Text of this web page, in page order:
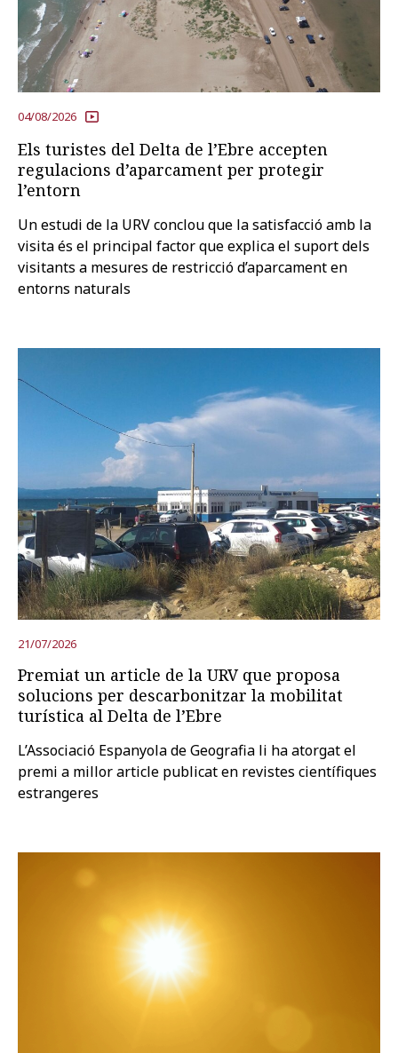
Prova la cerca avançada
Subscriu-te als butlletins de la URV
CATALÀ ESPAÑOL ENGLISH
04/08/2026
Els turistes del Delta de l’Ebre accepten
regulacions d’aparcament per protegir
l’entorn
Un estudi de la URV conclou que la satisfacció amb la
visita és el principal factor que explica el suport dels
visitants a mesures de restricció d’aparcament en
entorns naturals
21/07/2026
Premiat un article de la URV que proposa
solucions per descarbonitzar la mobilitat
turística al Delta de l’Ebre
L’Associació Espanyola de Geografia li ha atorgat el
premi a millor article publicat en revistes científiques
estrangeres